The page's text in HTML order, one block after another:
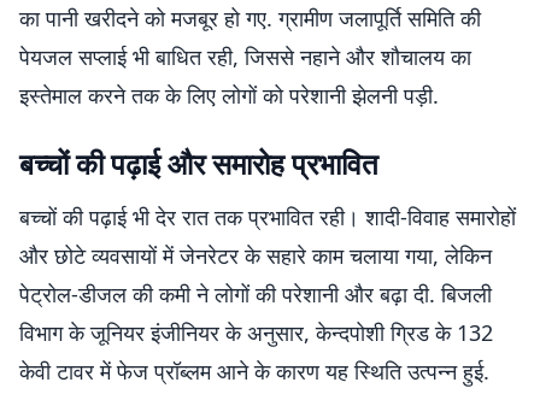
का पानी खरीदने को मजबूर हो गए. ग्रामीण जलापूर्ति समिति की
पेयजल सप्लाई भी बाधित रही, जिससे नहाने और शौचालय का
इस्तेमाल करने तक के लिए लोगों को परेशानी झेलनी पड़ी.
बच्चों की पढ़ाई और समारोह प्रभावित
बच्चों की पढ़ाई भी देर रात तक प्रभावित रही। शादी-विवाह समारोहों
और छोटे व्यवसायों में जेनरेटर के सहारे काम चलाया गया, लेकिन
पेट्रोल-डीजल की कमी ने लोगों की परेशानी और बढ़ा दी. बिजली
विभाग के जूनियर इंजीनियर के अनुसार, केन्दपोशी ग्रिड के 132
केवी टावर में फेज प्रॉब्लम आने के कारण यह स्थिति उत्पन्न हुई.